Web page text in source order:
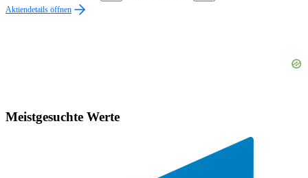
Aktiendetails öffnen
Meistgesuchte Werte